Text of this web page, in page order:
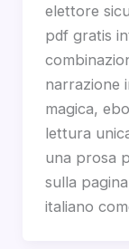
elettore
pdf gratis
narrazione
magica,
lettura
una prosa
sulla
italiano